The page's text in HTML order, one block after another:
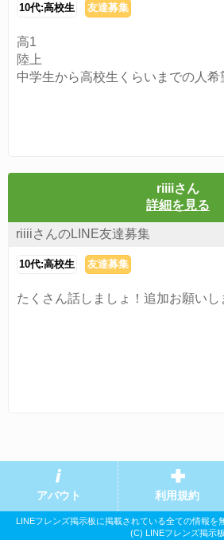
10代:高校生 友達募集
高1
陸上
中学生から高校生くらいまでの人希
riiiiさん
詳細を見る
riiiiさんのLINE友達募集
10代:高校生 友達募集
たくさん話しましょ！追加お願いし
アバウト 利用規約
LINEフレンズ掲示板に掲載されている全ての情報を
(C) LINEフレンズ掲示板